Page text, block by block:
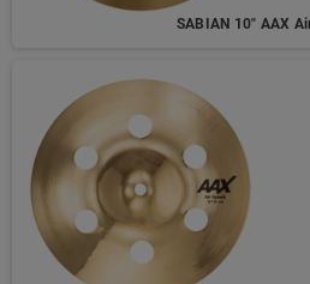
SABIAN 10" AAX